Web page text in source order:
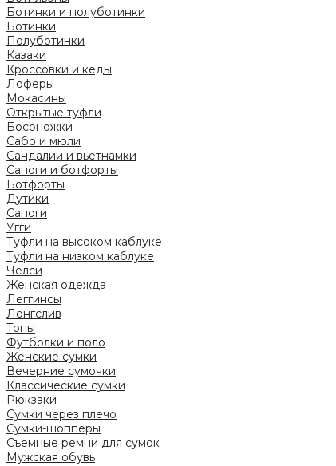
Ботинки и полуботинки
Ботинки
Полуботинки
Казаки
Кроссовки и кеды
Лоферы
Мокасины
Открытые туфли
Босоножки
Сабо и мюли
Сандалии и вьетнамки
Сапоги и ботфорты
Ботфорты
Дутики
Сапоги
Угги
Туфли на высоком каблуке
Туфли на низком каблуке
Челси
Женская одежда
Леггинсы
Лонгслив
Топы
Футболки и поло
Женские сумки
Вечерние сумочки
Классические сумки
Рюкзаки
Сумки через плечо
Сумки-шопперы
Съемные ремни для сумок
Мужская обувь